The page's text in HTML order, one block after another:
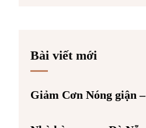
Bài viết mới
Giảm Cơn Nóng giận –